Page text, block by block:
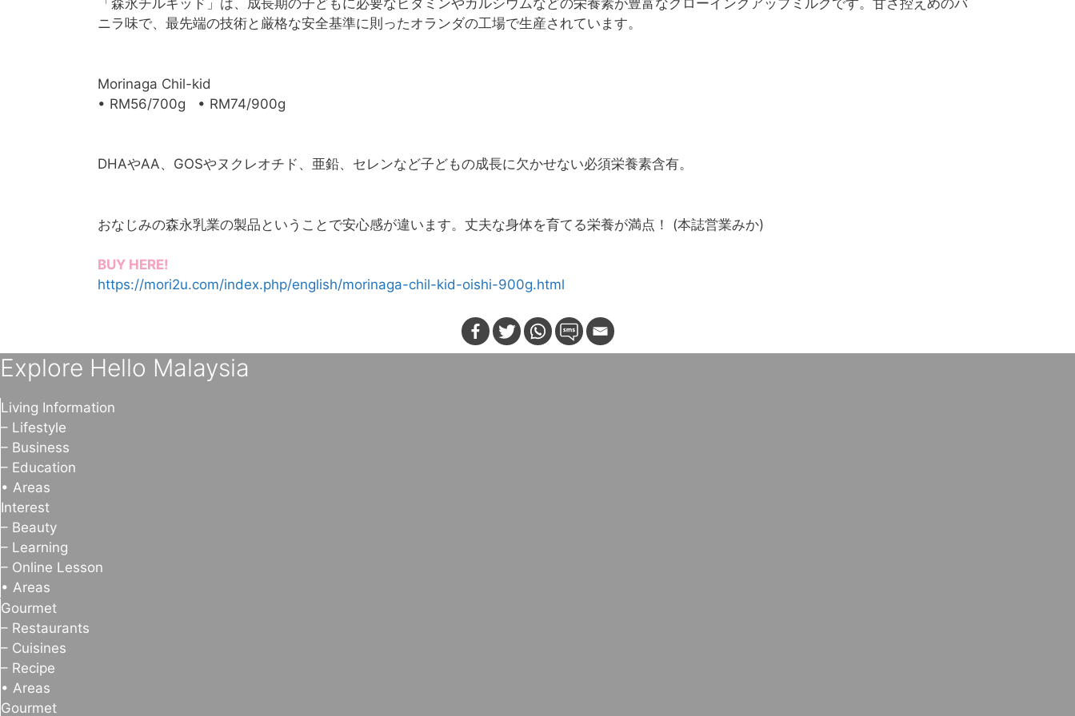
「森永チルキッド」は、成長期の子どもに必要なビタミンやカルシウムなどの栄養素が豊富なグローイングアップミルクです。甘さ控えめのバ
ニラ味で、最先端の技術と厳格な安全基準に則ったオランダの工場で生産されています。
Morinaga Chil-kid
• RM56/700g • RM74/900g
DHAやAA、GOSやヌクレオチド、亜鉛、セレンなど子どもの成長に欠かせない必須栄養素含有。
おなじみの森永乳業の製品ということで安心感が違います。丈夫な身体を育てる栄養が満点！ (本誌営業みか)
BUY HERE!
https://mori2u.com/index.php/english/morinaga-chil-kid-oishi-900g.html
Explore Hello Malaysia
Living Information
– Lifestyle
– Business
– Education
• Areas
Interest
– Beauty
– Learning
– Online Lesson
• Areas
Gourmet
– Restaurants
– Cuisines
– Recipe
• Areas
Gourmet